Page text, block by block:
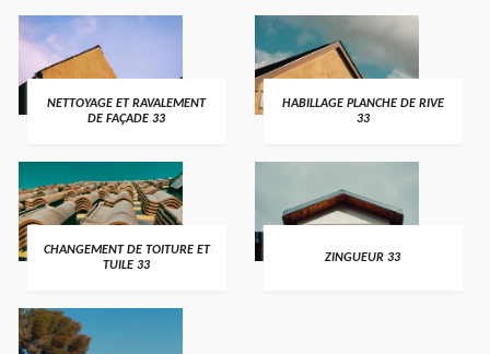
NETTOYAGE ET RAVALEMENT
DE FAÇADE 33
HABILLAGE PLANCHE DE RIVE
33
CHANGEMENT DE TOITURE ET
TUILE 33
ZINGUEUR 33